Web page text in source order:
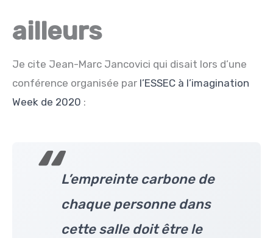
ailleurs
Je cite Jean-Marc Jancovici qui disait lors d’une
conférence organisée par l’ESSEC à l’imagination
Week de 2020 :
L’empreinte carbone de
chaque personne dans
cette salle doit être le